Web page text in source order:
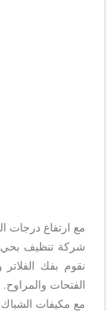
مع ارتفاع درجات
شركة تنظيف بحي
نقوم بفك الفلاتر
الفتحات
مع مكيفات